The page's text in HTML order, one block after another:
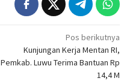
Pos berikutnya
Kunjungan Kerja Mentan RI,
Pemkab. Luwu Terima Bantuan Rp
14,4 M